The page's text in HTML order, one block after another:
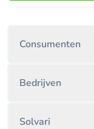
Consumenten
Bedrijven
Solvari